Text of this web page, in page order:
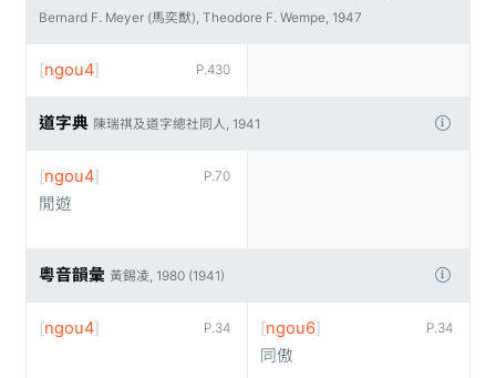
Bernard F. Meyer (馬奕猷), Theodore F. Wempe, 1947
P.430
[ngou4]
道字典 陳瑞祺及道字總社同人, 1941
P.70
[ngou4]
閒遊
粵音韻彙 黃錫凌, 1980 (1941)
P.34
[ngou4] P.34
[ngou6]
同傲